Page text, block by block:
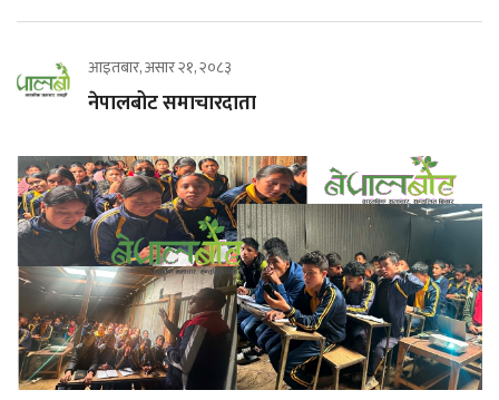
आइतबार, असार २१, २०८३
नेपालबोट समाचारदाता